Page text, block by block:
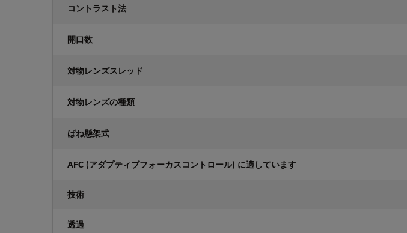
コントラスト法
開口数
対物レンズスレッド
対物レンズの種類
ばね懸架式
AFC (アダプティブフォーカスコントロール) に適しています
技術
透過